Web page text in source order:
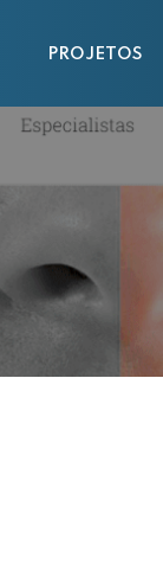
PROJETOS